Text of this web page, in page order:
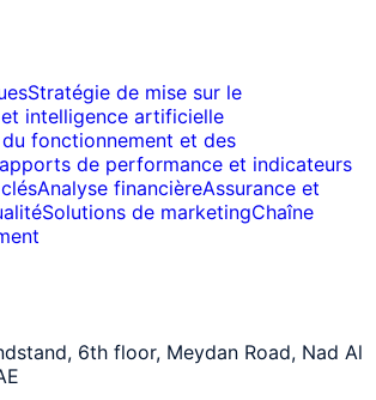
Stratégie de mise sur le
intelligence artificielle
fonctionnement et des
de performance et indicateurs
Analyse financièreAssurance et
Solutions de marketingChaîne
6th floor, Meydan Road, Nad Al